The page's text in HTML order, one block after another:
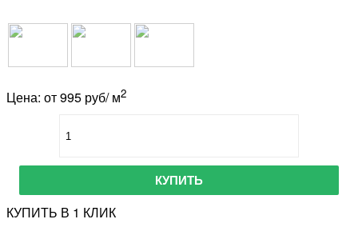
Цена: от 995 руб/ м2
КУПИТЬ
КУПИТЬ В 1 КЛИК